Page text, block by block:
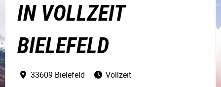
IN VOLLZEIT
BIELEFELD
33609 Bielefeld Vollzeit